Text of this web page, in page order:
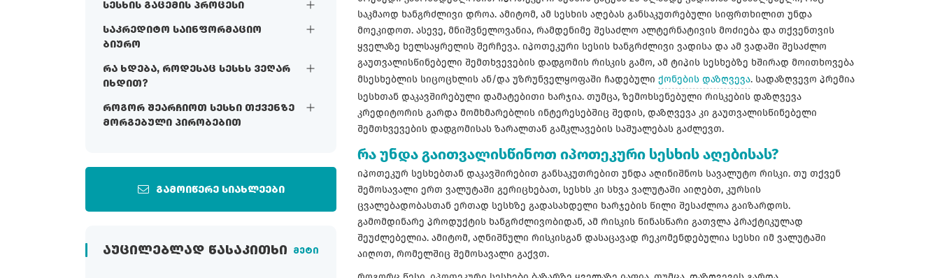
სესხის გაცემის პროცესი
საკრედიტო საინფორმაციო
ბიურო
რა ხდება, როდესაც სესხს ვეღარ
იხდით?
როგორ შეარჩიოთ სესხი თქვენზე
მორგებული პირობებით
გამოიწერე სიახლეები
ᲐᲣᲪᲘᲚᲔᲑᲚᲐᲓ ᲬᲐᲡᲐᲙᲘᲗᲮᲘ მეტი
საკმაოდ ხანგრძლივი დროა. ამიტომ, ამ სესხის აღებას განსაკუთრებული სიფრთხილით უნდა
მოეკიდოთ. ასევე, მნიშვნელოვანია, რამდენიმე შესაძლო ალტერნატივის მოძიება და თქვენთვის
ყველაზე ხელსაყრელის შერჩევა. იპოთეკური სესის ხანგრძლივი ვადისა და ამ ვადაში შესაძლო
გაუთვალისწინებელი შემთხვევების დადგომის რისკის გამო, ამ ტიპის სესხებზე ხშირად მოითხოვება
მსესხებლის სიცოცხლის ან/და უზრუნველყოფაში ჩადებული ქონების დაზღვევა. სადაზღვევო პრემია
სესხთან დაკავშირებული დამატებითი ხარჯია. თუმცა, ზემოხსენებული რისკების დაზღვევა
კრედიტორის გარდა მომხმარებლის ინტერესებშიც შედის, დაზღვევა კი გაუთვალისწინებელი
შემთხვევების დადგომისას ზარალთან გამკლავების საშუალებას გაძლევთ.
რა უნდა გაითვალისწინოთ იპოთეკური სესხის აღებისას?
იპოთეკურ სესხებთან დაკავშირებით განსაკუთრებით უნდა აღინიშნოს სავალუტო რისკი. თუ თქვენ
შემოსავალი ერთ ვალუტაში გერიცხებათ, სესხს კი სხვა ვალუტაში აიღებთ, კურსის
ცვალებადობასთან ერთად სესხზე გადასახდელი ხარჯების წილი შესაძლოა გაიზარდოს.
გამომდინარე პროდუქტის ხანგრძლივობიდან, ამ რისკის წინასწარი გათვლა პრაქტიკულად
შეუძლებელია. ამიტომ, აღნიშნული რისკისგან დასაცავად რეკომენდებულია სესხი იმ ვალუტაში
აიღოთ, რომელშიც შემოსავალი გაქვთ.